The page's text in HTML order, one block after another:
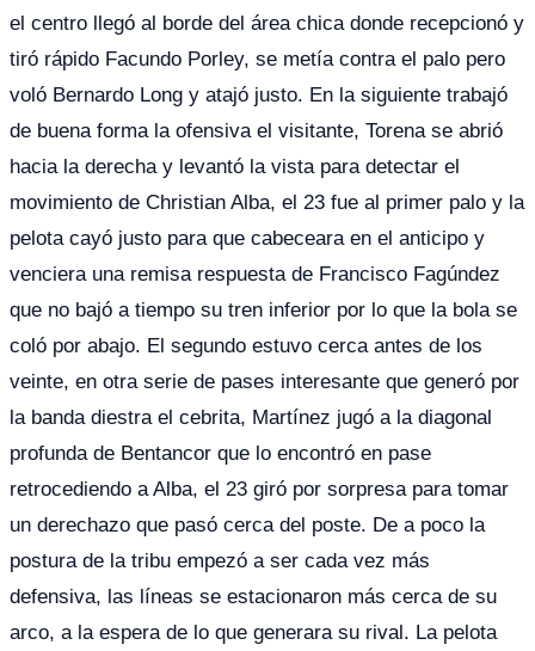
el centro llegó al borde del área chica donde recepcionó y
tiró rápido Facundo Porley, se metía contra el palo pero
voló Bernardo Long y atajó justo. En la siguiente trabajó
de buena forma la ofensiva el visitante, Torena se abrió
hacia la derecha y levantó la vista para detectar el
movimiento de Christian Alba, el 23 fue al primer palo y la
pelota cayó justo para que cabeceara en el anticipo y
venciera una remisa respuesta de Francisco Fagúndez
que no bajó a tiempo su tren inferior por lo que la bola se
coló por abajo. El segundo estuvo cerca antes de los
veinte, en otra serie de pases interesante que generó por
la banda diestra el cebrita, Martínez jugó a la diagonal
profunda de Bentancor que lo encontró en pase
retrocediendo a Alba, el 23 giró por sorpresa para tomar
un derechazo que pasó cerca del poste. De a poco la
postura de la tribu empezó a ser cada vez más
defensiva, las líneas se estacionaron más cerca de su
arco, a la espera de lo que generara su rival. La pelota